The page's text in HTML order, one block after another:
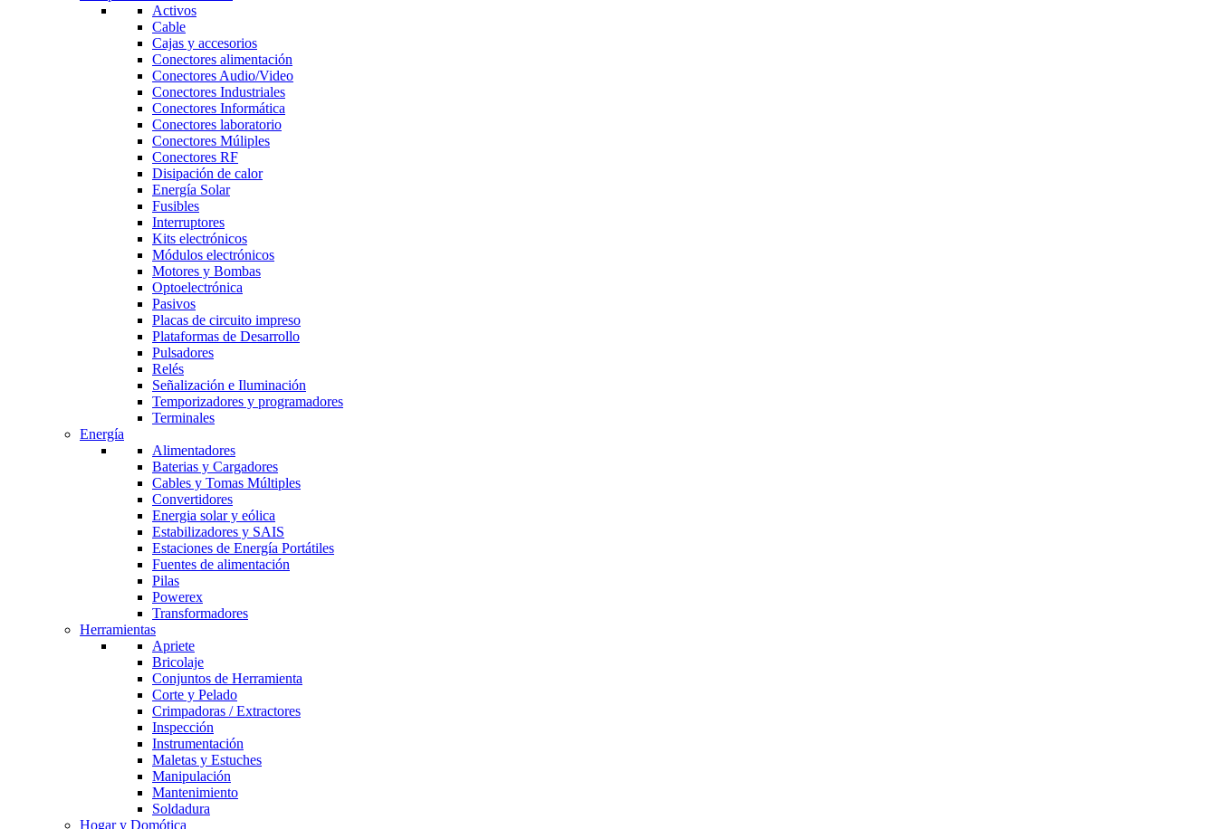
Activos
Cable
Cajas y accesorios
Conectores alimentación
Conectores Audio/Video
Conectores Industriales
Conectores Informática
Conectores laboratorio
Conectores Múliples
Conectores RF
Disipación de calor
Energía Solar
Fusibles
Interruptores
Kits electrónicos
Módulos electrónicos
Motores y Bombas
Optoelectrónica
Pasivos
Placas de circuito impreso
Plataformas de Desarrollo
Pulsadores
Relés
Señalización e Iluminación
Temporizadores y programadores
Terminales
Energía
Alimentadores
Baterias y Cargadores
Cables y Tomas Múltiples
Convertidores
Energia solar y eólica
Estabilizadores y SAIS
Estaciones de Energía Portátiles
Fuentes de alimentación
Pilas
Powerex
Transformadores
Herramientas
Apriete
Bricolaje
Conjuntos de Herramienta
Corte y Pelado
Crimpadoras / Extractores
Inspección
Instrumentación
Maletas y Estuches
Manipulación
Mantenimiento
Soldadura
Hogar y Domótica